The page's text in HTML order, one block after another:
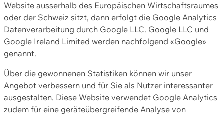
Website ausserhalb des Europäischen Wirtschaftsraumes
oder der Schweiz sitzt, dann erfolgt die Google Analytics
Datenverarbeitung durch Google LLC. Google LLC und
Google Ireland Limited werden nachfolgend «Google»
genannt.
Über die gewonnenen Statistiken können wir unser
Angebot verbessern und für Sie als Nutzer interessanter
ausgestalten. Diese Website verwendet Google Analytics
zudem für eine geräteübergreifende Analyse von